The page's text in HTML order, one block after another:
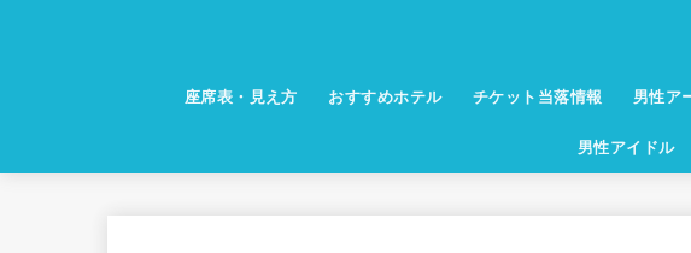
座席表・見え方 おすすめホテル チケット当落情報 男性ア
男性アイドル